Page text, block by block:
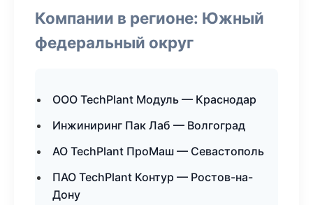
Компании в регионе: Южный
федеральный округ
ООО TechPlant Модуль — Краснодар
Инжиниринг Пак Лаб — Волгоград
АО TechPlant ПроМаш — Севастополь
ПАО TechPlant Контур — Ростов-на-
Дону